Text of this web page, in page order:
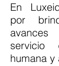
En
por
servicio
humana y